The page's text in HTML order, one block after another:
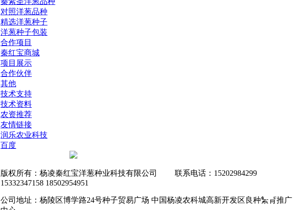
对照洋葱品种
精选洋葱种子
洋葱种子包装
合作项目
秦红宝商城
项目展示
合作伙伴
其他
技术支持
技术资料
农资推荐
友情链接
润乐农业科技
百度
版权所有：杨凌秦红宝洋葱种业科技有限公司 联系电话：15202984299
15332347158 18502954951
公司地址：杨陵区博学路24号种子贸易广场 中国杨凌农科城高新开发区良种繁育推广